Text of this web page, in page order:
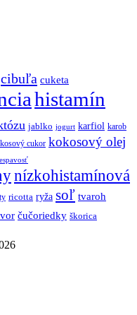
cibuľa cuketa
histamín
jablko jogurt karfiol karob
cukor kokosový olej
nízkohistamínová
ricotta ryža soľ tvaroh
čučoriedky škorica